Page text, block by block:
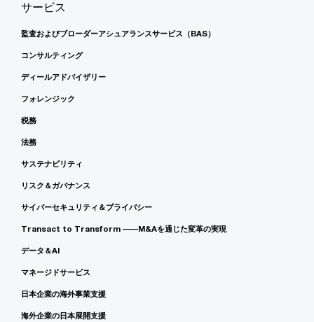
サービス
監査およびブローダーアシュアランスサービス（BAS）
コンサルティング
ディールアドバイザリー
フォレンジック
税務
法務
サステナビリティ
リスク＆ガバナンス
サイバーセキュリティ＆プライバシー
Transact to Transform ――M&Aを通じた変革の実現
データ＆AI
マネージドサービス
日本企業の海外事業支援
海外企業の日本展開支援